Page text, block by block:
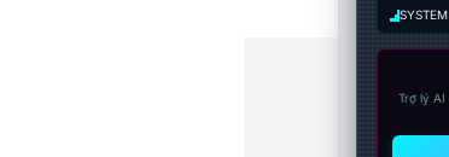
Trợ lý